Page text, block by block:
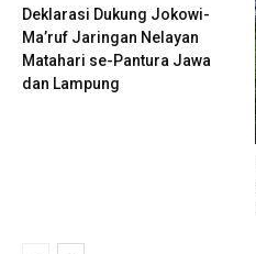
Deklarasi Dukung Jokowi-
Ma’ruf Jaringan Nelayan
Matahari se-Pantura Jawa
dan Lampung